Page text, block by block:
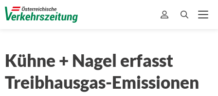
Kühne + Nagel erfasst
Treibhausgas-Emissionen